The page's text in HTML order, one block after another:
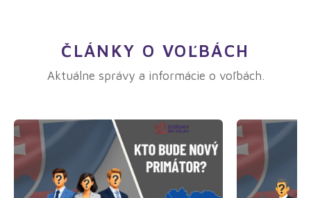
ČLÁNKY O VOĽBÁCH
Aktuálne správy a informácie o voľbách.